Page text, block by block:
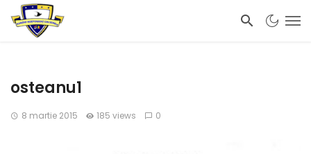
osteanu1
8 martie 2015 185 views 0